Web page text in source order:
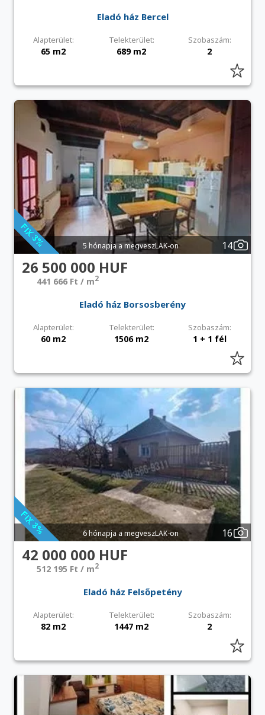
Eladó ház Bercel
Alapterület: Telekterület: Szobaszám:
65 m2 689 m2 2
5 hónapja a megveszLAK-on 14
26 500 000 HUF
441 666 Ft / m2
Eladó ház Borsosberény
Alapterület: Telekterület: Szobaszám:
60 m2 1506 m2 1 + 1 fél
6 hónapja a megveszLAK-on 16
42 000 000 HUF
512 195 Ft / m2
Eladó ház Felsőpetény
Alapterület: Telekterület: Szobaszám:
82 m2 1447 m2 2